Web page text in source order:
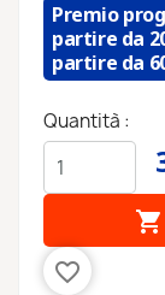
Premio
partire da
partire da
Quantità :

favorite_border